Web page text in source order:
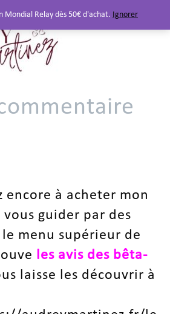
encore à acheter mon
vous guider par des
menu supérieur de
les avis des bêta-
laisse les découvrir à
Mondial Relay dès 50€ d'achat. Ignorer